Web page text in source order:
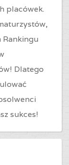
placówek.
Rankingu
Dlatego
sukces!